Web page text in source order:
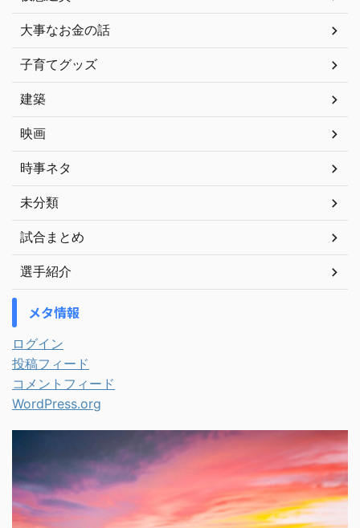
大事なお金の話
子育てグッズ
建築
映画
時事ネタ
未分類
試合まとめ
選手紹介
メタ情報
ログイン
投稿フィード
コメントフィード
WordPress.org